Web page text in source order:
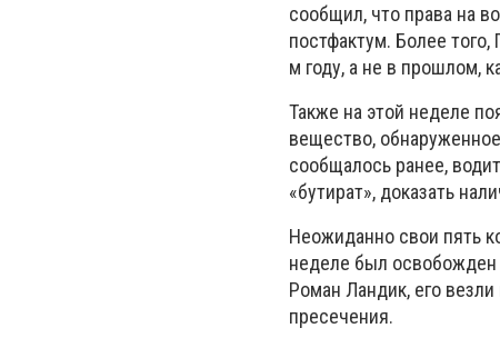
сообщил, что права на
постфактум. Более
м году, а не в прошлом,
Также на этой неделе
вещество,
сообщалось ранее,
«бутират», доказать
Неожиданно свои пять
неделе был
Роман Ландик, его
пресечения.